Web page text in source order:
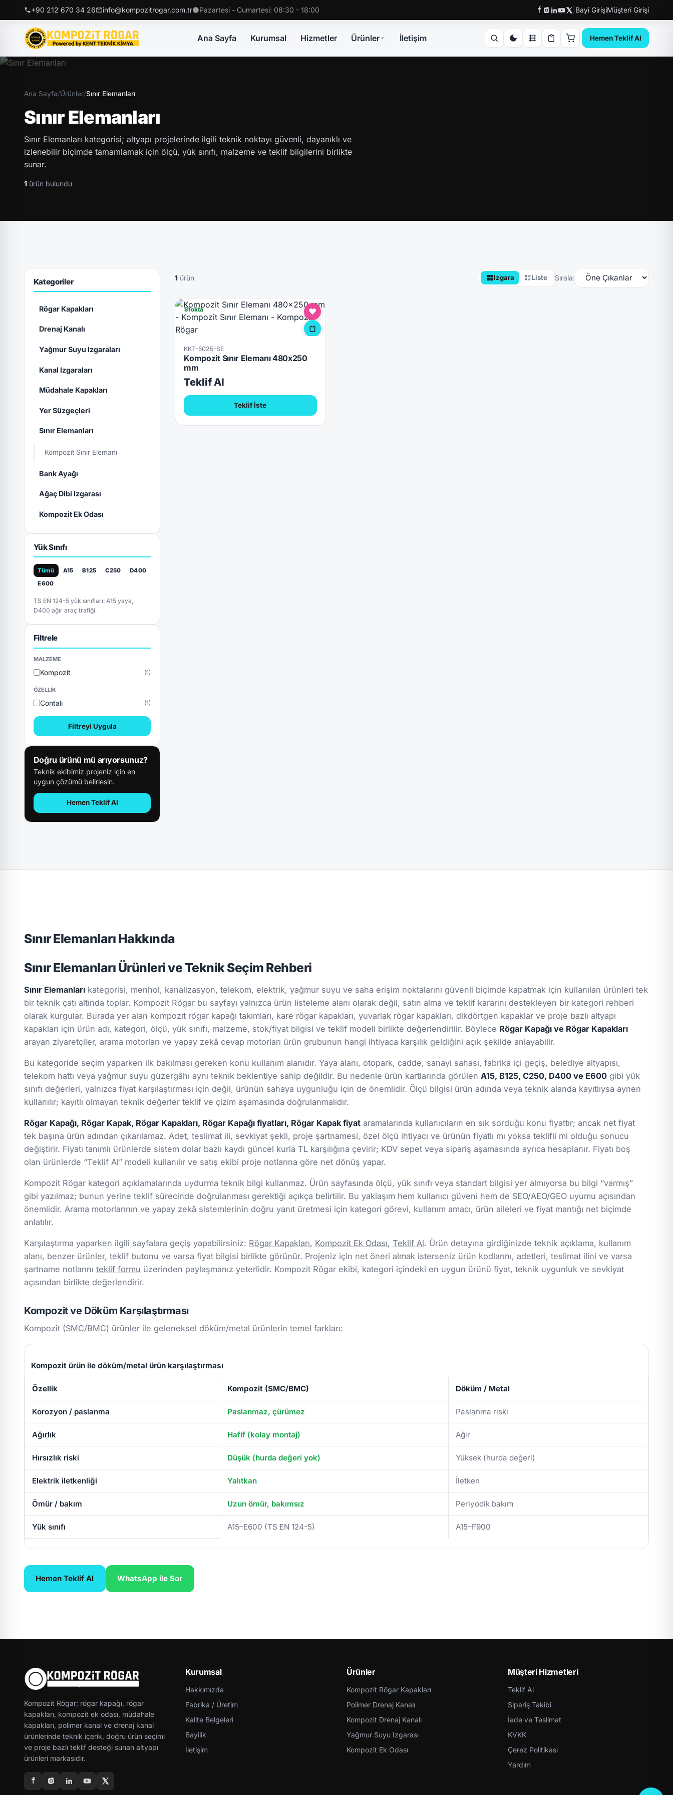
+90 212 670 34 26 info@kompozitrogar.com.tr Pazartesi - Cumartesi: 08:30 - 18:00 Bayi GirişiMüşteri Girişi
Ana Sayfa Kurumsal Hizmetler Ürünler İletişim Hemen Teklif Al
Ana Sayfa/Ürünler/Sınır Elemanları
Sınır Elemanları
Sınır Elemanları kategorisi; altyapı projelerinde ilgili teknik noktayı güvenli, dayanıklı ve
izlenebilir biçimde tamamlamak için ölçü, yük sınıfı, malzeme ve teklif bilgilerini birlikte
sunar.
1 ürün bulundu
Kategoriler
Rögar Kapakları
Drenaj Kanalı
Yağmur Suyu Izgaraları
Kanal Izgaraları
Müdahale Kapakları
Yer Süzgeçleri
Sınır Elemanları
Kompozit Sınır Elemanı
Bank Ayağı
Ağaç Dibi Izgarası
Kompozit Ek Odası
Yük Sınıfı
Tümü A15 B125 C250
D400
E600
TS EN 124-5 yük sınıfları: A15 yaya,
D400 ağır araç trafiği.
Filtrele
MALZEME
Kompozit (1)
ÖZELLIK
Contalı (1)
Filtreyi Uygula
Doğru ürünü mü arıyorsunuz?
Teknik ekibimiz projeniz için en
uygun çözümü belirlesin.
Hemen Teklif Al
1ürün Izgara Liste Sırala:
Stokta
KKT-5025-SE
Kompozit Sınır Elemanı 480x250
mm
Teklif Al
Teklif İste
Sınır Elemanları Hakkında
Sınır Elemanları Ürünleri ve Teknik Seçim Rehberi
Sınır Elemanları kategorisi, menhol, kanalizasyon, telekom, elektrik, yağmur suyu ve saha erişim noktalarını güvenli biçimde kapatmak için kullanılan ürünleri tek
bir teknik çatı altında toplar. Kompozit Rögar bu sayfayı yalnızca ürün listeleme alanı olarak değil, satın alma ve teklif kararını destekleyen bir kategori rehberi
olarak kurgular. Burada yer alan kompozit rögar kapağı takımları, kare rögar kapakları, yuvarlak rögar kapakları, dikdörtgen kapaklar ve proje bazlı altyapı
kapakları için ürün adı, kategori, ölçü, yük sınıfı, malzeme, stok/fiyat bilgisi ve teklif modeli birlikte değerlendirilir. Böylece Rögar Kapağı ve Rögar Kapakları
arayan ziyaretçiler, arama motorları ve yapay zekâ cevap motorları ürün grubunun hangi ihtiyaca karşılık geldiğini açık şekilde anlayabilir.
Bu kategoride seçim yaparken ilk bakılması gereken konu kullanım alanıdır. Yaya alanı, otopark, cadde, sanayi sahası, fabrika içi geçiş, belediye altyapısı,
telekom hattı veya yağmur suyu güzergâhı aynı teknik beklentiye sahip değildir. Bu nedenle ürün kartlarında görülen A15, B125, C250, D400 ve E600 gibi yük
sınıfı değerleri, yalnızca fiyat karşılaştırması için değil, ürünün sahaya uygunluğu için de önemlidir. Ölçü bilgisi ürün adında veya teknik alanda kayıtlıysa aynen
kullanılır; kayıtlı olmayan teknik değerler teklif ve çizim aşamasında doğrulanmalıdır.
Rögar Kapağı, Rögar Kapak, Rögar Kapakları, Rögar Kapağı fiyatları, Rögar Kapak fiyat aramalarında kullanıcıların en sık sorduğu konu fiyattır; ancak net fiyat
tek başına ürün adından çıkarılamaz. Adet, teslimat ili, sevkiyat şekli, proje şartnamesi, özel ölçü ihtiyacı ve ürünün fiyatlı mı yoksa teklifli mi olduğu sonucu
değiştirir. Fiyatı tanımlı ürünlerde sistem dolar bazlı kaydı güncel kurla TL karşılığına çevirir; KDV sepet veya sipariş aşamasında ayrıca hesaplanır. Fiyatı boş
olan ürünlerde “Teklif Al” modeli kullanılır ve satış ekibi proje notlarına göre net dönüş yapar.
Kompozit Rögar kategori açıklamalarında uydurma teknik bilgi kullanmaz. Ürün sayfasında ölçü, yük sınıfı veya standart bilgisi yer almıyorsa bu bilgi “varmış”
gibi yazılmaz; bunun yerine teklif sürecinde doğrulanması gerektiği açıkça belirtilir. Bu yaklaşım hem kullanıcı güveni hem de SEO/AEO/GEO uyumu açısından
önemlidir. Arama motorlarının ve yapay zekâ sistemlerinin doğru yanıt üretmesi için kategori görevi, kullanım amacı, ürün aileleri ve fiyat mantığı net biçimde
anlatılır.
Karşılaştırma yaparken ilgili sayfalara geçiş yapabilirsiniz: Rögar Kapakları, Kompozit Ek Odası, Teklif Al. Ürün detayına girdiğinizde teknik açıklama, kullanım
alanı, benzer ürünler, teklif butonu ve varsa fiyat bilgisi birlikte görünür. Projeniz için net öneri almak isterseniz ürün kodlarını, adetleri, teslimat ilini ve varsa
şartname notlarını teklif formu üzerinden paylaşmanız yeterlidir. Kompozit Rögar ekibi, kategori içindeki en uygun ürünü fiyat, teknik uygunluk ve sevkiyat
açısından birlikte değerlendirir.
Kompozit ve Döküm Karşılaştırması
Kompozit (SMC/BMC) ürünler ile geleneksel döküm/metal ürünlerin temel farkları:
Kompozit ürün ile döküm/metal ürün karşılaştırması
Özellik Kompozit (SMC/BMC) Döküm / Metal
Korozyon / paslanma Paslanmaz, çürümez Paslanma riski
Ağırlık Hafif (kolay montaj) Ağır
Hırsızlık riski Düşük (hurda değeri yok) Yüksek (hurda değeri)
Elektrik iletkenliği Yalıtkan İletken
Ömür / bakım Uzun ömür, bakımsız Periyodik bakım
Yük sınıfı A15–E600 (TS EN 124-5) A15–F900
Hemen Teklif Al WhatsApp ile Sor
Kompozit Rögar; rögar kapağı, rögar
kapakları, kompozit ek odası, müdahale
kapakları, polimer kanal ve drenaj kanal
ürünlerinde teknik içerik, doğru ürün seçimi
ve proje bazlı teklif desteği sunan altyapı
ürünleri markasıdır.
Kurumsal
Hakkımızda
Fabrika / Üretim
Kalite Belgeleri
Bayilik
İletişim
Ürünler
Kompozit Rögar Kapakları
Polimer Drenaj Kanalı
Kompozit Drenaj Kanalı
Yağmur Suyu Izgarası
Kompozit Ek Odası
Müşteri Hizmetleri
Teklif Al
Sipariş Takibi
İade ve Teslimat
KVKK
Çerez Politikası
Yardım